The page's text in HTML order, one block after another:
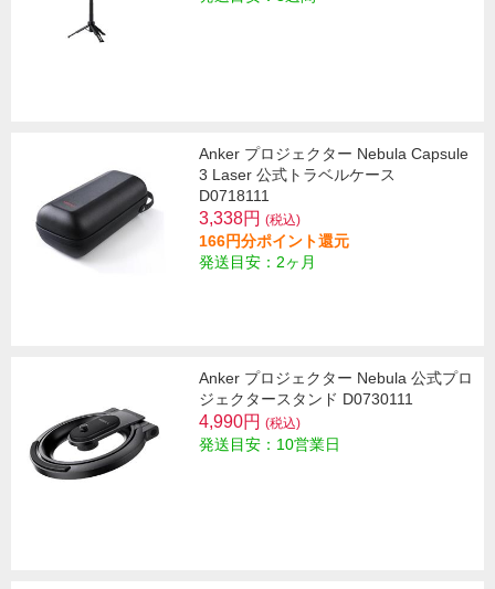
Anker プロジェクター Nebula Capsule
3 Laser 公式トラベルケース
D0718111
3,338円 (税込)
166円分ポイント還元
発送目安：2ヶ月
Anker プロジェクター Nebula 公式プロ
ジェクタースタンド D0730111
4,990円 (税込)
発送目安：10営業日